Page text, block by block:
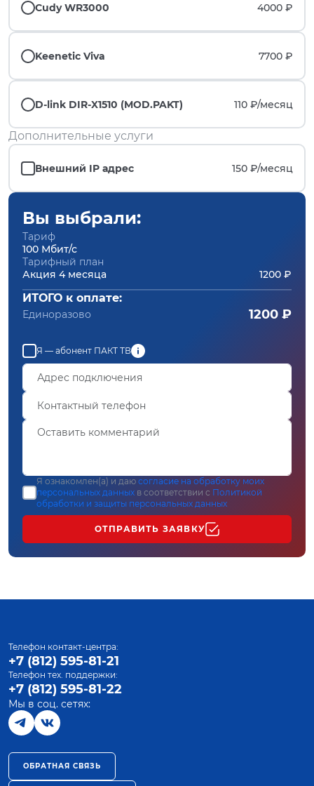
Cudy WR3000 4000 ₽
Keenetic Viva 7700 ₽
D-link DIR-X1510 (MOD.PAKT) 110 ₽/месяц
Дополнительные услуги
Внешний IP адрес 150 ₽/месяц
Вы выбрали:
Тариф
100 Мбит/с
Тарифный план
Акция 4 месяца
1200 ₽
ИТОГО к оплате:
Единоразово 1200 ₽
Я — абонент ПАКТ ТВ
Я ознакомлен(а) и даю согласие на обработку моих
персональных данных в соответствии с Политикой
обработки и защиты персональных данных
ОТПРАВИТЬ ЗАЯВКУ
Телефон контакт-центра:
+7 (812) 595-81-21
Телефон тех. поддержки:
+7 (812) 595-81-22
Мы в соц. сетях:
ОБРАТНАЯ СВЯЗЬ